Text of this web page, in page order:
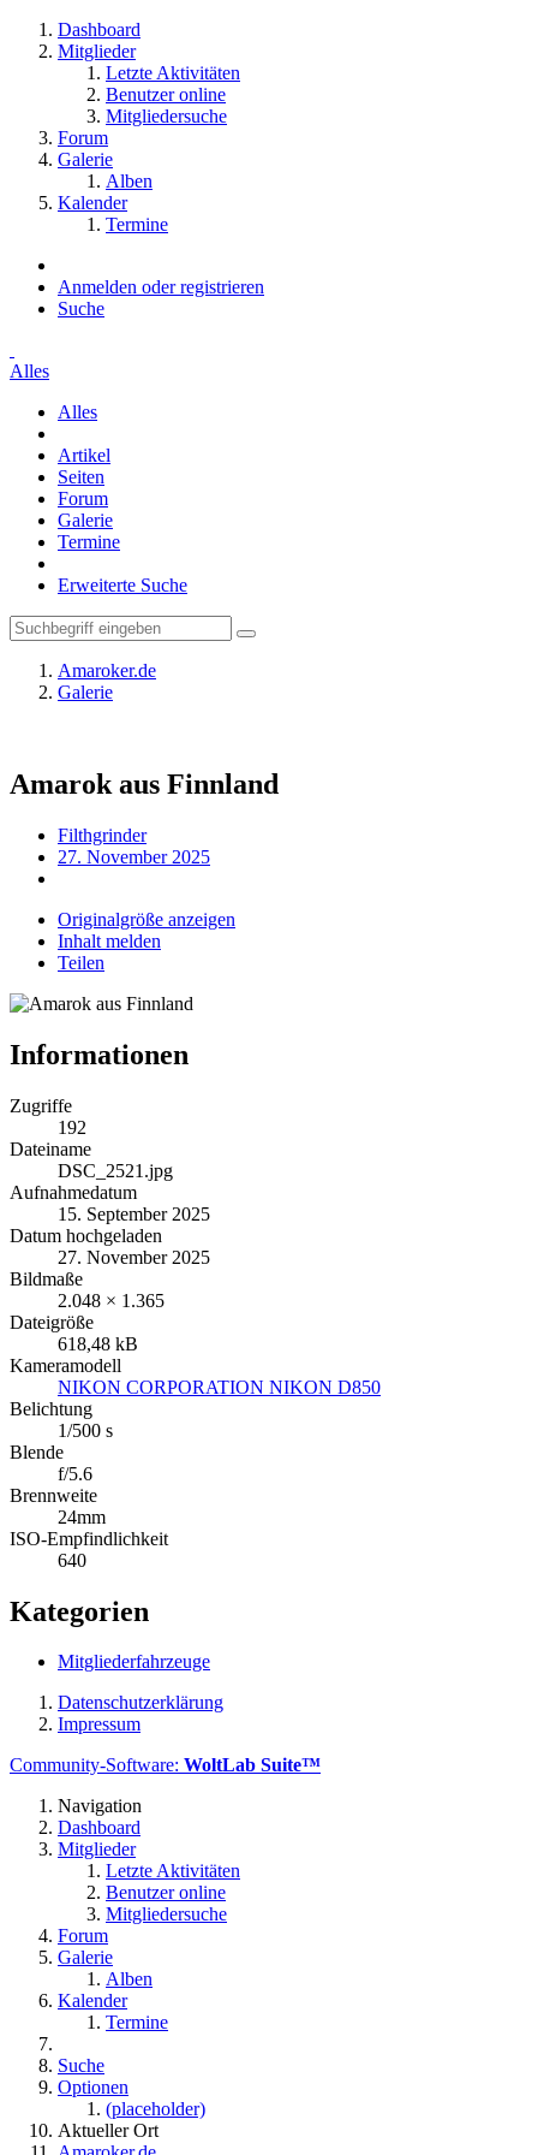
Dashboard
Mitglieder
Letzte Aktivitäten
Benutzer online
Mitgliedersuche
Forum
Galerie
Alben
Kalender
Termine
Anmelden oder registrieren
Suche
Alles
Alles
Artikel
Seiten
Forum
Galerie
Termine
Erweiterte Suche
Amaroker.de
Galerie
Amarok aus Finnland
Filthgrinder
27. November 2025
Originalgröße anzeigen
Inhalt melden
Teilen
Informationen
Zugriffe
192
Dateiname
DSC_2521.jpg
Aufnahmedatum
15. September 2025
Datum hochgeladen
27. November 2025
Bildmaße
2.048 × 1.365
Dateigröße
618,48 kB
Kameramodell
NIKON CORPORATION NIKON D850
Belichtung
1/500 s
Blende
f/5.6
Brennweite
24mm
ISO-Empfindlichkeit
640
Kategorien
Mitgliederfahrzeuge
Datenschutzerklärung
Impressum
Community-Software: WoltLab Suite™
Navigation
Dashboard
Mitglieder
Letzte Aktivitäten
Benutzer online
Mitgliedersuche
Forum
Galerie
Alben
Kalender
Termine
Suche
Optionen
(placeholder)
Aktueller Ort